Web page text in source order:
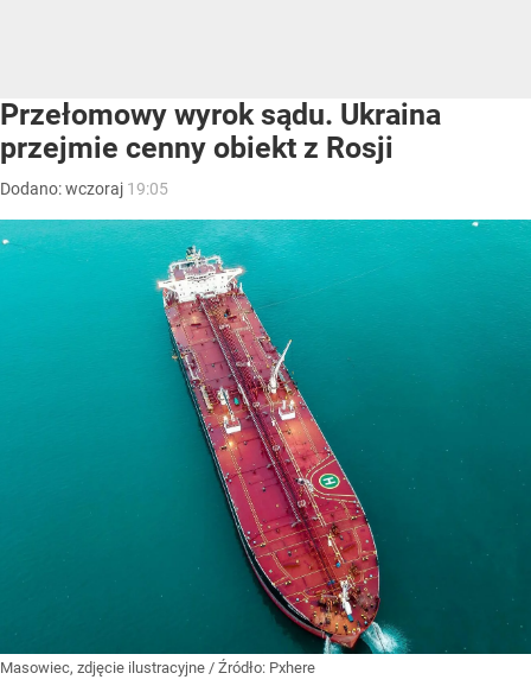
Przełomowy wyrok sądu. Ukraina
przejmie cenny obiekt z Rosji
Dodano:wczoraj 19:05
Masowiec, zdjęcie ilustracyjne / Źródło: Pxhere